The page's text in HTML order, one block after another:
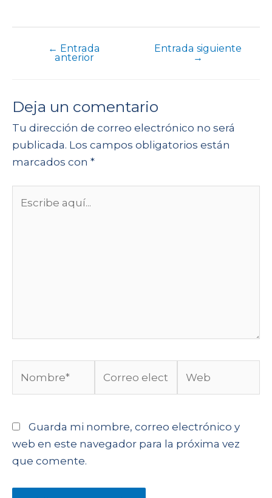
← Entrada
anterior
Entrada siguiente
→
Deja un comentario
Tu dirección de correo electrónico no será
publicada. Los campos obligatorios están
marcados con *
Guarda mi nombre, correo electrónico y
web en este navegador para la próxima vez
que comente.